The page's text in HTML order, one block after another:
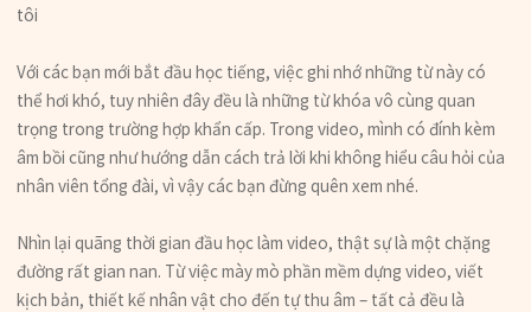
tôi
Với các bạn mới bắt đầu học tiếng, việc ghi nhớ những từ này có
thể hơi khó, tuy nhiên đây đều là những từ khóa vô cùng quan
trọng trong trường hợp khẩn cấp. Trong video, mình có đính kèm
âm bồi cũng như hướng dẫn cách trả lời khi không hiểu câu hỏi của
nhân viên tổng đài, vì vậy các bạn đừng quên xem nhé.
Nhìn lại quãng thời gian đầu học làm video, thật sự là một chặng
đường rất gian nan. Từ việc mày mò phần mềm dựng video, viết
kịch bản, thiết kế nhân vật cho đến tự thu âm – tất cả đều là